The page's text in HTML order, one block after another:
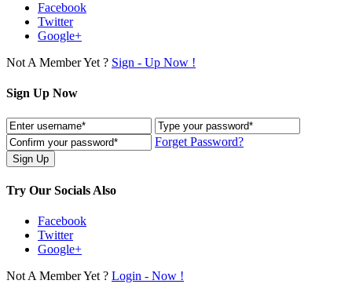
Facebook
Twitter
Google+
Not A Member Yet ? Sign - Up Now !
Sign Up Now
Forget Password?
Try Our Socials Also
Facebook
Twitter
Google+
Not A Member Yet ? Login - Now !